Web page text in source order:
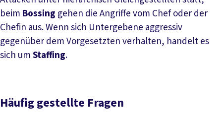
beim Bossing gehen die Angriffe vom Chef oder der
Chefin aus. Wenn sich Untergebene aggressiv
gegenüber dem Vorgesetzten verhalten, handelt es
sich umStaffing.
Häufig gestellte Fragen